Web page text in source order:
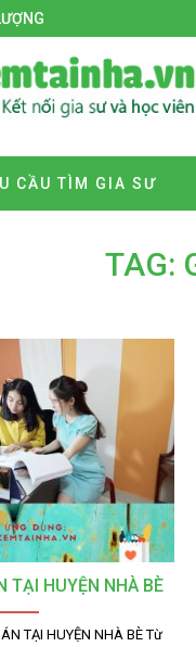
CẦU TÌM GIA SƯ
TAG:
TẠI HUYỆN NHÀ BÈ
TẠI HUYỆN NHÀ BÈ Từ